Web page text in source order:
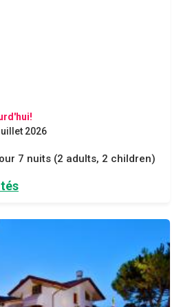
2026
7 nuits (2 adults, 2 children)